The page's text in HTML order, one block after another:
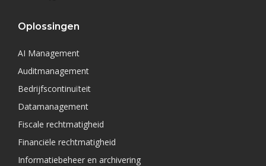
Oplossingen
AI Management
Auditmanagement
Bedrijfscontinuïteit
Datamanagement
Fiscale rechtmatigheid
Financiële rechtmatigheid
Informatiebeheer en archivering